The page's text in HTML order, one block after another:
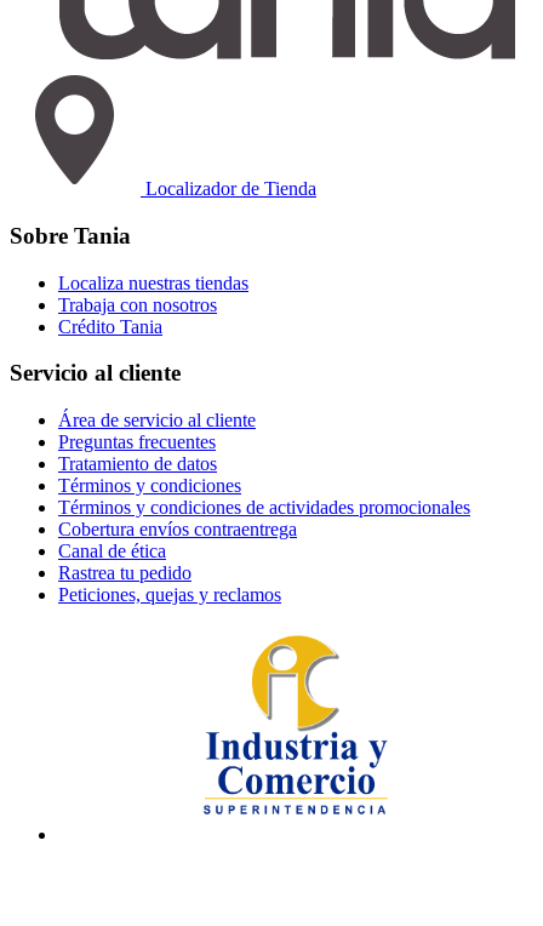
Localizador de Tienda
Sobre Tania
Localiza nuestras tiendas
Trabaja con nosotros
Crédito Tania
Servicio al cliente
Área de servicio al cliente
Preguntas frecuentes
Tratamiento de datos
Términos y condiciones
Términos y condiciones de actividades promocionales
Cobertura envíos contraentrega
Canal de ética
Rastrea tu pedido
Peticiones, quejas y reclamos